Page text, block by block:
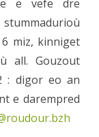
e vefe dre
miz, kinniget
all. Gouzout
: digor eo an
e darempred